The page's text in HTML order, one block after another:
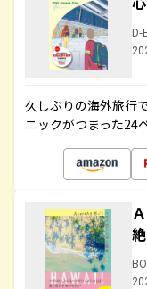
D-
久しぶりの海外旅行
ニックがつまった24